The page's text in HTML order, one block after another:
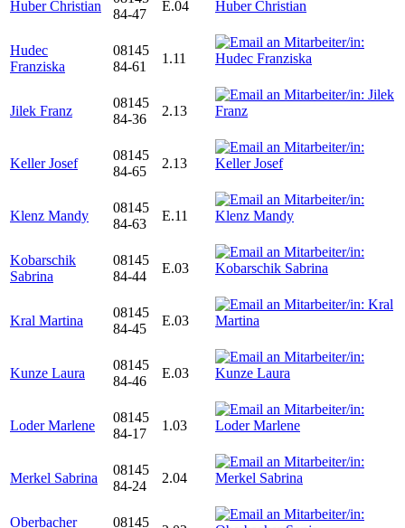
Huber Christian
84-47
E.04
Hudec
Franziska
08145
84-61
1.11
Jilek Franz
08145
84-36
2.13
Keller Josef
08145
84-65
2.13
Klenz Mandy
08145
84-63
E.11
Kobarschik
Sabrina
08145
84-44
E.03
Kral Martina
08145
84-45
E.03
Kunze Laura
08145
84-46
E.03
Loder Marlene
08145
84-17
1.03
Merkel Sabrina
08145
84-24
2.04
Oberbacher
08145